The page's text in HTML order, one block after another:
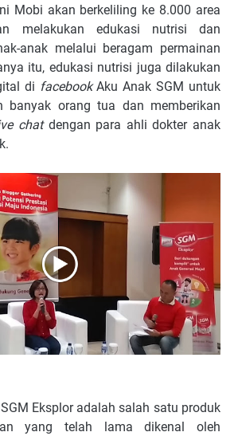
Mobi akan berkeliling ke 8.000 area
melakukan edukasi nutrisi dan
anak melalui beragam permainan
itu, edukasi nutrisi juga dilakukan
di facebookAku Anak SGM untuk
banyak orang tua dan memberikan
chatdengan para ahli dokter anak
Eksplor adalah salah satu produk
yang telah lama dikenal oleh